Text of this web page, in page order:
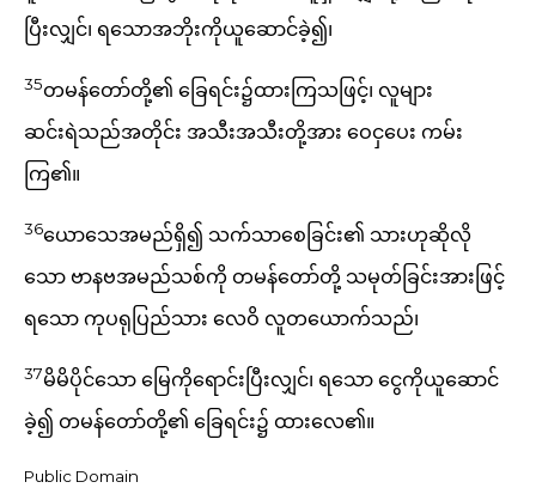
ပြီးလျှင်၊ ရသောအဘိုးကိုယူဆောင်ခဲ့၍၊
35တမန်တော်တို့၏ ခြေရင်း၌ထားကြသဖြင့်၊ လူများ
ဆင်းရဲသည်အတိုင်း အသီးအသီးတို့အား ဝေငှပေး ကမ်း
ကြ၏။
36ယောသေအမည်ရှိ၍ သက်သာစေခြင်း၏ သားဟုဆိုလို
သော ဗာနဗအမည်သစ်ကို တမန်တော်တို့ သမုတ်ခြင်းအားဖြင့်
ရသော ကုပရုပြည်သား လေဝိ လူတယောက်သည်၊
37မိမိပိုင်သော မြေကိုရောင်းပြီးလျှင်၊ ရသော ငွေကိုယူဆောင်
ခဲ့၍ တမန်တော်တို့၏ ခြေရင်း၌ ထားလေ၏။
Public Domain